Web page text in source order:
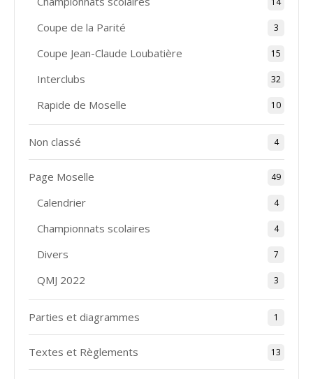
Coupe de la Parité 3
Coupe Jean-Claude Loubatière 15
Interclubs 32
Rapide de Moselle 10
Non classé 4
Page Moselle 49
Calendrier 4
Championnats scolaires 4
Divers 7
QMJ 2022 3
Parties et diagrammes 1
Textes et Règlements 13